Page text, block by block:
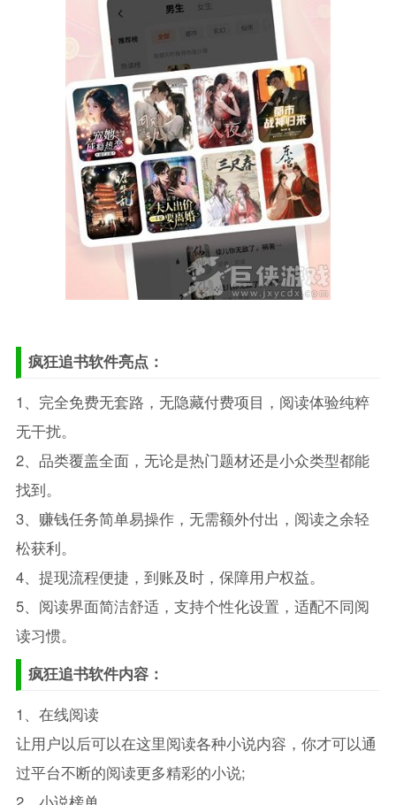
疯狂追书软件亮点：
1、完全免费无套路，无隐藏付费项目，阅读体验纯粹
无干扰。
2、品类覆盖全面，无论是热门题材还是小众类型都能
找到。
3、赚钱任务简单易操作，无需额外付出，阅读之余轻
松获利。
4、提现流程便捷，到账及时，保障用户权益。
5、阅读界面简洁舒适，支持个性化设置，适配不同阅
读习惯。
疯狂追书软件内容：
1、在线阅读
让用户以后可以在这里阅读各种小说内容，你才可以通
过平台不断的阅读更多精彩的小说;